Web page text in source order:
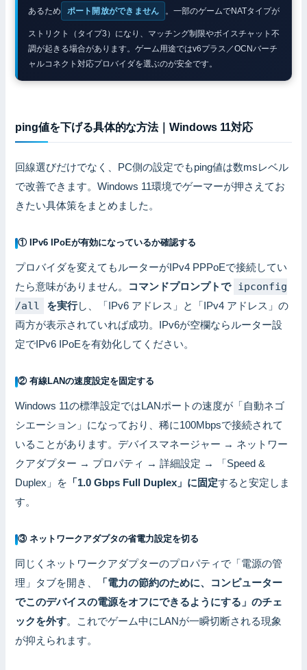
あるため
ポート開放ができません 。一部のゲームでNATタイプが
ストリクト（タイプ3）になり、マッチング制限やボイスチャット不
調が起きる場合があります。ゲーム用途ではv6プラス／OCNバーチ
ャルコネクト対応プロバイダを選ぶのが安全です。
ping値を下げる具体的な方法｜Windows 11対応
回線選びだけでなく、PC側の設定でもping値は数msレベル
で改善できます。Windows 11環境でゲーマーが押さえてお
きたい具体策をまとめました。
① IPv6 IPoEが有効になっているか確認する
プロバイダを変えてもルーターがIPv4 PPPoEで接続してい
たら意味がありません。 コマンドプロンプトで ipconfig
/all
を実行し、「IPv6 アドレス」と「IPv4 アドレス」の
両方が表示されていれば成功。IPv6が空欄ならルーター設
定でIPv6 IPoEを有効化してください。
② 有線LANの速度設定を固定する
Windows 11の標準設定ではLANポートの速度が「自動ネゴ
シエーション」になっており、稀に100Mbpsで接続されて
いることがあります。デバイスマネージャー → ネットワー
クアダプター → プロパティ → 詳細設定 → 「Speed &
Duplex」を 「1.0 Gbps Full Duplex」に固定すると安定しま
す。
③ ネットワークアダプタの省電力設定を切る
同じくネットワークアダプターのプロパティで「電源の管
理」タブを開き、
「電力の節約のために、コンピューター
でこのデバイスの電源をオフにできるようにする」のチェ
ックを外す。これでゲーム中にLANが一瞬切断される現象
が抑えられます。